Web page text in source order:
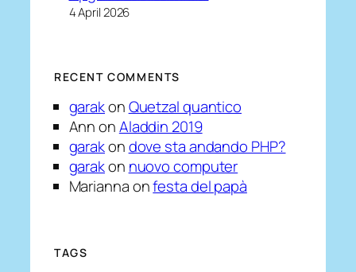
4 April 2026
RECENT COMMENTS
garakonQuetzal quantico
AnnonAladdin 2019
garakondove sta andando PHP?
garakon nuovo computer
Mariannaonfesta del papà
TAGS